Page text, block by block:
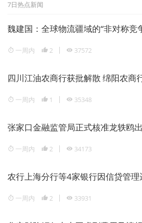
7日热点新闻
魏建国：全球物流疆域的“非对称
一周内 2 37572
四川江油农商行获批解散 绵阳农商
一周内 1 35348
张家口金融监管局正式核准龙轶鸥
一周内 2 34173
农行上海分行等4家银行因信贷管
一周内 2 33931